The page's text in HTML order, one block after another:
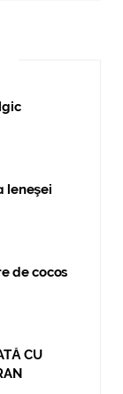
leneşei
de cocos
CU